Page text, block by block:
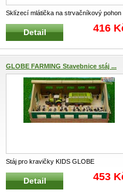
Sklízecí mlátička na strvačníkový pohon
KIDS GLOBE FARMING zelená KIDS G
Detail 416
GLOBE FARMING Stavebnice stáj ...
Stáj pro kravičky KIDS GLOBE
FARMING 610492 Velmi kvalitní staveb
Detail 453